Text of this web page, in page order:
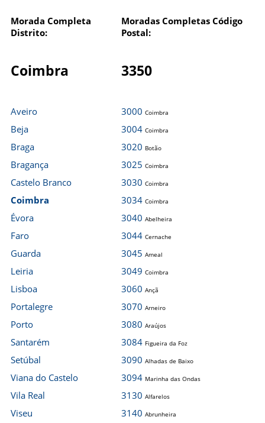
Morada Completa
Distrito:
Moradas Completas Código
Postal:
Coimbra 3350
Aveiro
Beja
Braga
Bragança
Castelo Branco
Coimbra
Évora
Faro
Guarda
Leiria
Lisboa
Portalegre
Porto
Santarém
Setúbal
Viana do Castelo
Vila Real
Viseu
3000 Coimbra
3004 Coimbra
3020 Botão
3025 Coimbra
3030 Coimbra
3034 Coimbra
3040 Abelheira
3044 Cernache
3045 Ameal
3049 Coimbra
3060 Ançã
3070 Arneiro
3080 Araújos
3084 Figueira da Foz
3090 Alhadas de Baixo
3094 Marinha das Ondas
3130 Alfarelos
3140 Abrunheira